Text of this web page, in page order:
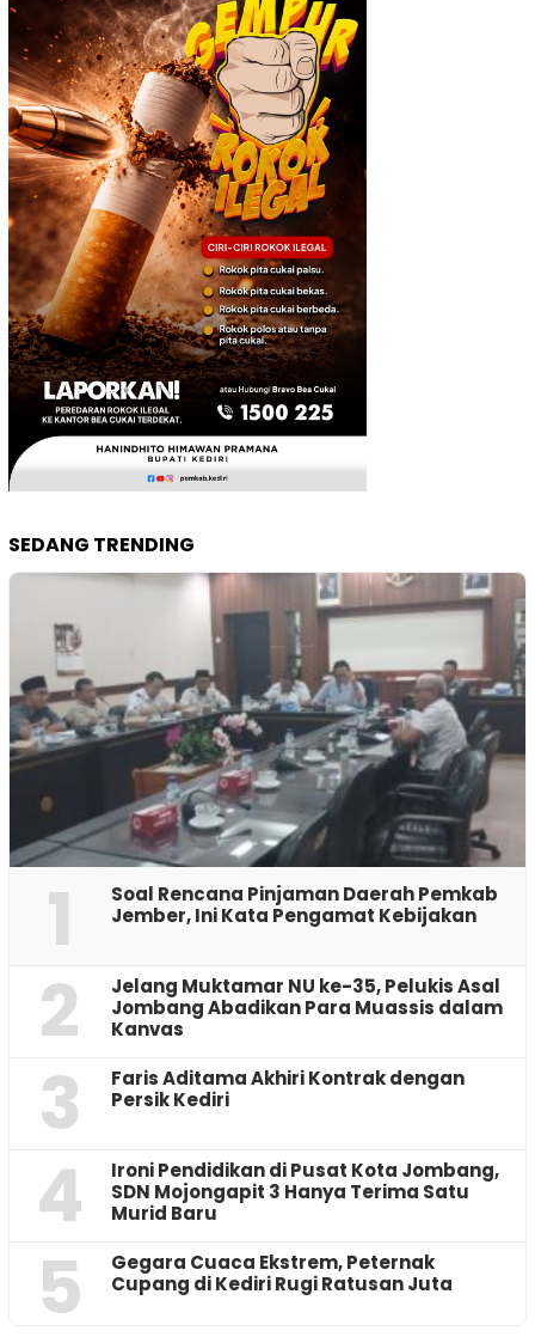
SEDANG TRENDING
1
‎Soal Rencana Pinjaman Daerah Pemkab
Jember, Ini Kata Pengamat Kebijakan ‎
2
Jelang Muktamar NU ke-35, Pelukis Asal
Jombang Abadikan Para Muassis dalam
Kanvas
3
Faris Aditama Akhiri Kontrak dengan
Persik Kediri
4
Ironi Pendidikan di Pusat Kota Jombang,
SDN Mojongapit 3 Hanya Terima Satu
Murid Baru
5
‎Gegara Cuaca Ekstrem, Peternak
Cupang di Kediri Rugi Ratusan Juta